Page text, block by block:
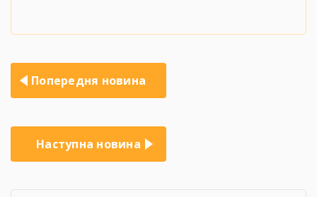
Навігація
записів
Попередня новина
Наступна новина